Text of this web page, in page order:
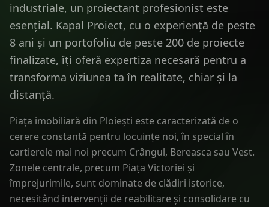
industriale, un proiectant profesionist este
esențial. Kapal Proiect, cu o experiență de peste
8 ani și un portofoliu de peste 200 de proiecte
finalizate, îți oferă expertiza necesară pentru a
transforma viziunea ta în realitate, chiar și la
distanță.
Piața imobiliară din Ploiești este caracterizată de o
cerere constantă pentru locuințe noi, în special în
cartierele mai noi precum Crângul, Bereasca sau Vest.
Zonele centrale, precum Piața Victoriei și
împrejurimile, sunt dominate de clădiri istorice,
necesitând intervenții de reabilitare și consolidare cu